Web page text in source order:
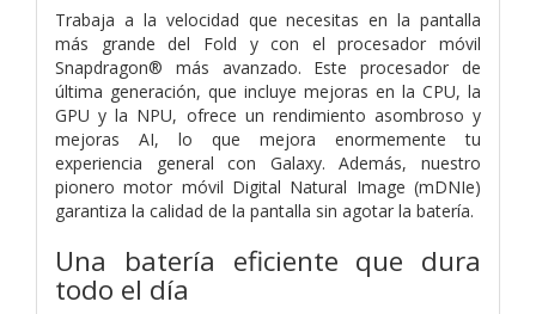
Trabaja a la velocidad que necesitas en la pantalla
más grande del Fold y con el procesador móvil
Snapdragon® más avanzado. Este procesador de
última generación, que incluye mejoras en la CPU, la
GPU y la NPU, ofrece un rendimiento asombroso y
mejoras AI, lo que mejora enormemente tu
experiencia general con Galaxy. Además, nuestro
pionero motor móvil Digital Natural Image (mDNIe)
garantiza la calidad de la pantalla sin agotar la batería.
Una batería eficiente que dura
todo el día